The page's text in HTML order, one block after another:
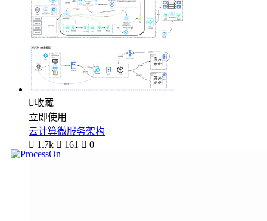
收藏
立即使用
云计算微服务架构
 1.7k  161  0